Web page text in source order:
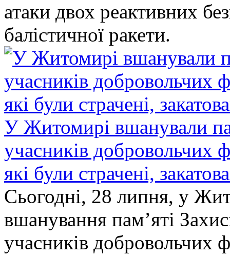
атаки двох реактивних
балістичної ракети.
У Житомирі вшанували
учасників добровольчих
які були страчені,
Сьогодні, 28 липня, у
вшанування пам’яті
учасників добровольчих